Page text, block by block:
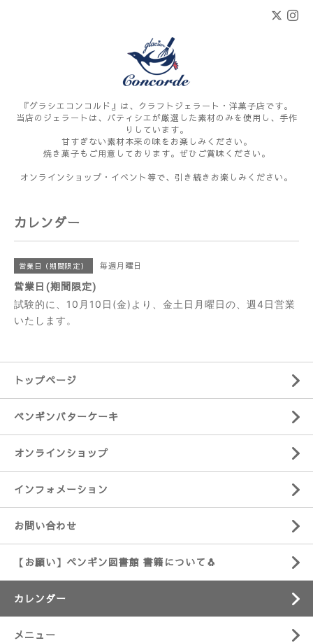
『グラシエコンコルド』は、クラフトジェラート・洋菓子店です。
当店のジェラートは、パティシエが厳選した素材のみを使用し、手作
りしています。
甘すぎない素材本来の味をお楽しみください。
焼き菓子もご用意しております。ぜひご賞味ください。
オンラインショップ・イベント等で、引き続きお楽しみください。
カレンダー
営業日（期間限定） 毎週月曜日
営業日(期間限定)
試験的に、10月10日(金)より、金土日月曜日の、週4日営業
いたします。
トップページ
ペンギンバターケーキ
オンラインショップ
インフォメーション
お問い合わせ
【お願い】ペンギン図書館 書籍について🐧
カレンダー
メニュー